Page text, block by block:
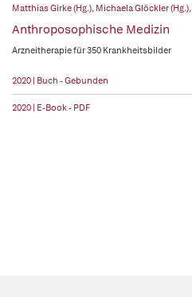
Matthias Girke (Hg.), Michaela Glöckler (Hg.),
Anthroposophische Medizin
Arzneitherapie für 350 Krankheitsbilder
2020 | Buch - Gebunden
2020 | E-Book - PDF